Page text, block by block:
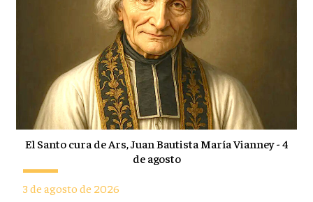
El Santo cura de Ars, Juan Bautista María Vianney - 4
de agosto
3 de agosto de 2026